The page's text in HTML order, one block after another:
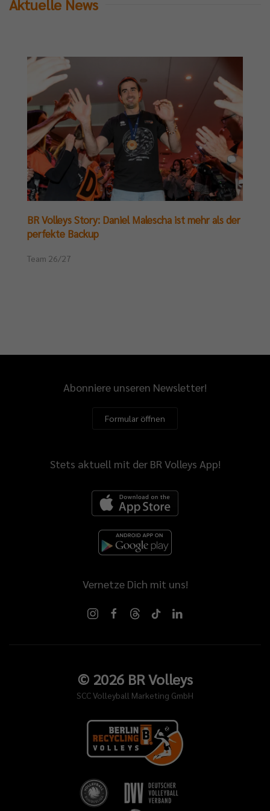
Aktuelle News
BR Volleys Story: Daniel Malescha ist mehr als der
perfekte Backup
Team 26/27
Abonniere unseren Newsletter!
Formular öffnen
Stets aktuell mit der BR Volleys App!
Vernetze Dich mit uns!
© 2026BR Volleys
SCC Volleyball Marketing GmbH